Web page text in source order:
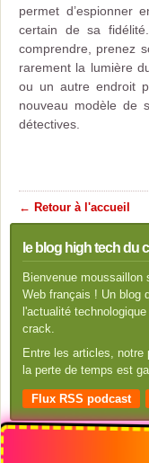
permet d’espionner
certain de sa
comprendre, prenez
rarement la lumière
ou un autre endroit
nouveau modèle de
détectives.
← Retour à l'accueil
le blog high tech du
Bienvenue
Web français ! Un blog
l'actualité
crack.
Entre les articles, notre
la perte de temps est
Flux RSS podcast